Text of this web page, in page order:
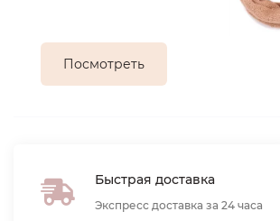
Посмотреть
Быстрая доставка
Экспресс доставка за 24 часа